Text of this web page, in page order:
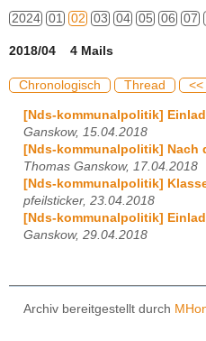
2024 01 02 03 04 05 06 07
2018/04 4 Mails
Chronologisch Thread <<
[Nds-kommunalpolitik]
Ganskow, 15.04.2018
[Nds-kommunalpolitik] Nach
Thomas Ganskow, 17.04.2018
[Nds-kommunalpolitik]
pfeilsticker, 23.04.2018
[Nds-kommunalpolitik]
Ganskow, 29.04.2018
Archiv bereitgestellt durch